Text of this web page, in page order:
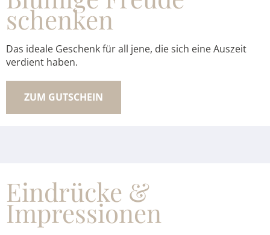
schenken
Das ideale Geschenk für all jene, die sich eine Auszeit
verdient haben.
ZUM GUTSCHEIN
Eindrücke &
Impressionen